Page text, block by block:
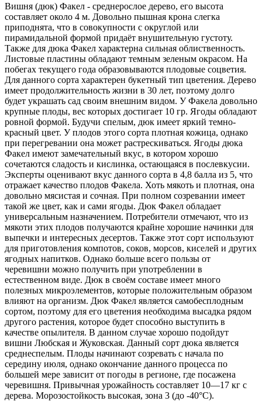
Вишня (дюк) Факел - среднерослое дерево, его высота
составляет около 4 м. Довольно пышная крона слегка
приподнята, что в совокупности с округлой или
пирамидальной формой придаёт внушительную густоту.
Также для дюка Факел характерна сильная облиственность.
Листовые пластины обладают темным зеленым окрасом. На
побегах текущего года образовываются плодовые соцветия.
Для данного сорта характерен букетный тип цветения. Дерево
имеет продолжительность жизни в 30 лет, поэтому долго
будет украшать сад своим внешним видом. У Факела довольно
крупные плоды, вес которых достигает 10 гр. Ягоды обладают
ровной формой. Будучи спелым, дюк имеет яркий темно-
красный цвет. У плодов этого сорта плотная кожица, однако
при перегревании она может растрескиваться. Ягоды дюка
Факел имеют замечательный вкус, в котором хорошо
сочетаются сладость и кислинка, остающаяся в послевкусии.
Эксперты оценивают вкус данного сорта в 4,8 балла из 5, что
отражает качество плодов Факела. Хоть мякоть и плотная, она
довольно мясистая и сочная. При полном созревании имеет
такой же цвет, как и сами ягоды. Дюк Факел обладает
универсальным назначением. Потребители отмечают, что из
мякоти этих плодов получаются крайне хорошие начинки для
выпечки и интересных десертов. Также этот сорт используют
для приготовления компотов, соков, морсов, киселей и других
ягодных напитков. Однако больше всего пользы от
черевишни можно получить при употреблении в
естественном виде. Дюк в своём составе имеет много
полезных микроэлементов, которые положительным образом
влияют на организм. Дюк Факел является самобесплодным
сортом, поэтому для его цветения необходима высадка рядом
другого растения, которое будет способно выступить в
качестве опылителя. В данном случае хорошо подойдут
вишни Любская и Жуковская. Данный сорт дюка является
среднеспелым. Плоды начинают созревать с начала по
середину июля, однако окончание данного процесса по
большей мере зависит от погоды в регионе, где посажена
черевишня. Привычная урожайность составляет 10—17 кг с
дерева. Морозостойкость высокая, зона 3 (до -40°С).